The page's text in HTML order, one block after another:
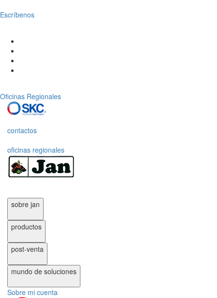
Escríbenos
Oficinas Regionales
contactos
oficinas regionales
sobre jan
productos
post-venta
mundo de soluciones
Sobre mi cuenta